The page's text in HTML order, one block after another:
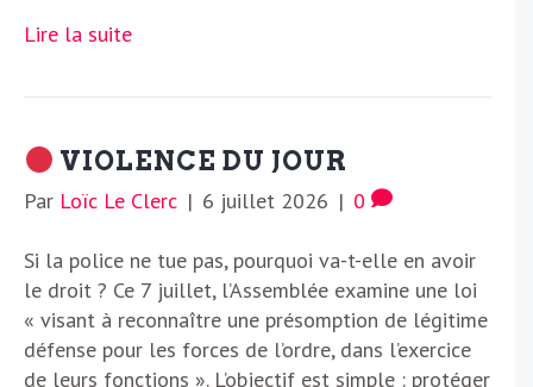
Lire la suite
VIOLENCE DU JOUR
Par Loïc Le Clerc | 6 juillet 2026 | 0
Si la police ne tue pas, pourquoi va-t-elle en avoir
le droit ? Ce 7 juillet, l’Assemblée examine une loi
« visant à reconnaître une présomption de légitime
défense pour les forces de l’ordre, dans l’exercice
de leurs fonctions ». L’objectif est simple : protéger